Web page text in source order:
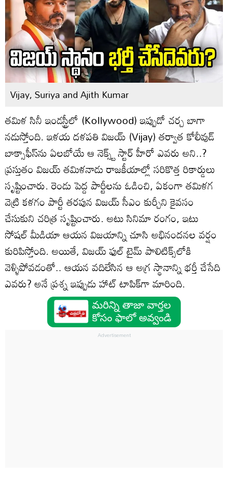
Vijay, Suriya and Ajith Kumar
తమిళ సినీ ఇండస్ట్రీలో (Kollywood) ఇప్పుడో చర్చ బాగా
నడుస్తోంది. ఇళయ దళపతి విజయ్ (Vijay) తర్వాత కోలీవుడ్
బాక్సాఫీస్‌ను ఏలబోయే ఆ నెక్స్ట్ స్టార్‌ హీరో ఎవరు అని..?
ప్రస్తుతం విజయ్ తమిళనాడు రాజకీయాల్లో సరికొత్త రికార్డులు
సృష్టించారు. రెండు పెద్ద పార్టీలను ఓడించి, ఏకంగా తమిళగ
వెట్రి కళగం పార్టీ తరపున విజయ్‌ సీఎం కుర్చీని కైవసం
చేసుకుని చరిత్ర సృష్టించారు. అటు సినిమా రంగం, ఇటు
సోషల్ మీడియా ఆయన విజయాన్ని చూసి అభినందనల వర్షం
కురిపిస్తోంది. అయితే, విజయ్ ఫుల్ టైమ్ పాలిటిక్స్‌లోకి
వెళ్ళిపోవడంతో.. ఆయన వదిలేసిన ఆ అగ్ర స్థానాన్ని భర్తీ చేసేది
ఎవరు? అనే ప్రశ్న ఇప్పుడు హాట్ టాపిక్‌గా మారింది.